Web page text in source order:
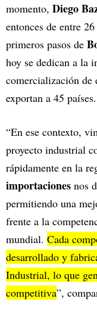
momento, Diego
entonces de entre
primeros pasos de
hoy se dedican a la
comercialización de
exportan a 45 países.
“En ese contexto,
proyecto industrial
rápidamente en la
importaciones nos
permitiendo una
frente a la
mundial. Cada
desarrollado y
Industrial, lo que
competitiva”,